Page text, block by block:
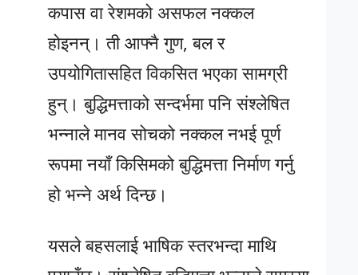
कपास वा रेशमको असफल नक्कल
होइनन्। ती आफ्नै गुण, बल र
उपयोगितासहित विकसित भएका सामग्री
हुन्। बुद्धिमत्ताको सन्दर्भमा पनि संश्लेषित
भन्नाले मानव सोचको नक्कल नभई पूर्ण
रूपमा नयाँ किसिमको बुद्धिमत्ता निर्माण गर्नु
हो भन्ने अर्थ दिन्छ।
यसले बहसलाई भाषिक स्तरभन्दा माथि